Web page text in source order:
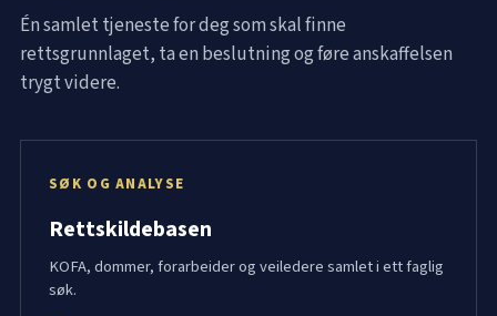
Én samlet tjeneste for deg som skal finne
rettsgrunnlaget, ta en beslutning og føre anskaffelsen
trygt videre.
SØK OG ANALYSE
Rettskildebasen
KOFA, dommer, forarbeider og veiledere samlet i ett faglig
søk.